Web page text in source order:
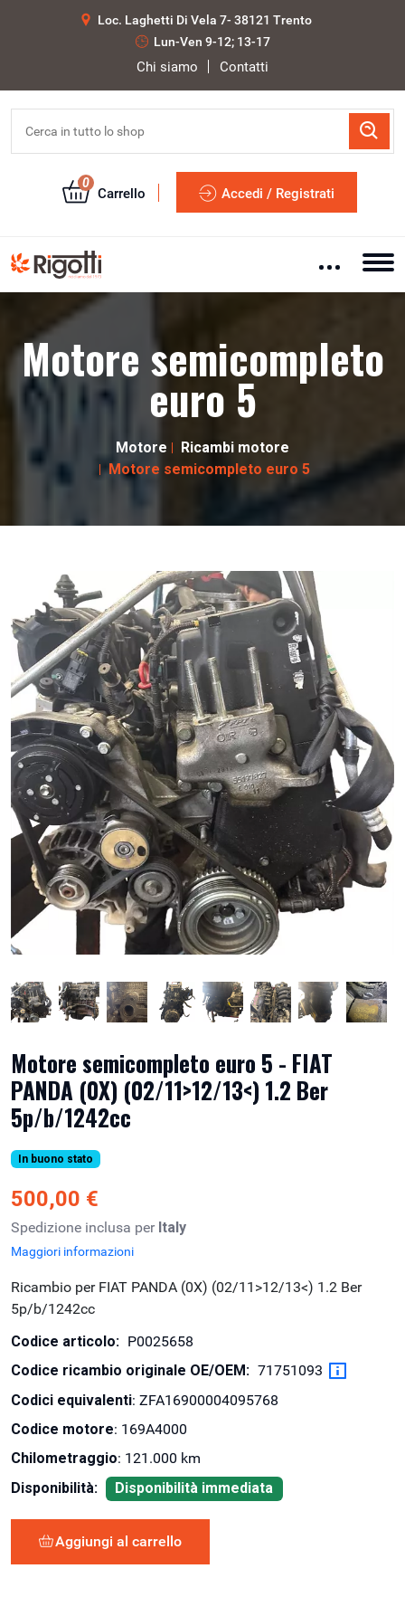
Loc. Laghetti Di Vela 7- 38121 Trento
Lun-Ven 9-12; 13-17
Chi siamo Contatti
0
Carrello Accedi / Registrati
Motore semicompleto
euro 5
Motore
Ricambi motore
Motore semicompleto euro 5
Motore semicompleto euro 5 - FIAT
PANDA (0X) (02/11>12/13<) 1.2 Ber
5p/b/1242cc
In buono stato
500,00 €
Spedizione inclusa per Italy
Maggiori informazioni
Ricambio per FIAT PANDA (0X) (02/11>12/13<) 1.2 Ber
5p/b/1242cc
Codice articolo: P0025658
Codice ricambio originale OE/OEM: 71751093
Codici equivalenti: ZFA16900004095768
Codice motore: 169A4000
Chilometraggio: 121.000 km
Disponibilità:
Disponibilità immediata
Aggiungi al carrello